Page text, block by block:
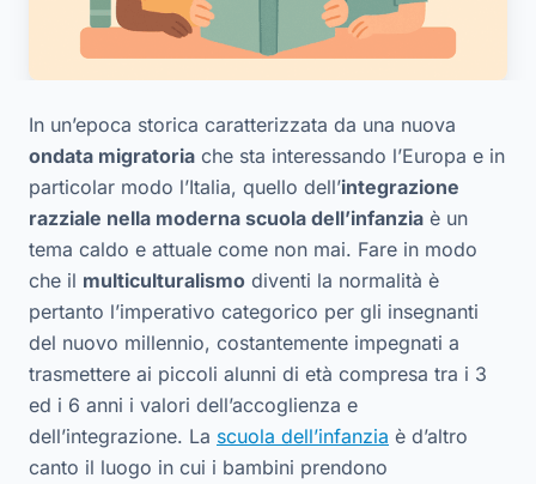
In un’epoca storica caratterizzata da una nuova
ondata migratoria che sta interessando l’Europa e in
particolar modo l’Italia, quello dell’integrazione
razziale nella moderna scuola dell’infanzia è un
tema caldo e attuale come non mai. Fare in modo
che il multiculturalismo diventi la normalità è
pertanto l’imperativo categorico per gli insegnanti
del nuovo millennio, costantemente impegnati a
trasmettere ai piccoli alunni di età compresa tra i 3
ed i 6 anni i valori dell’accoglienza e
dell’integrazione. La scuola dell’infanzia è d’altro
canto il luogo in cui i bambini prendono